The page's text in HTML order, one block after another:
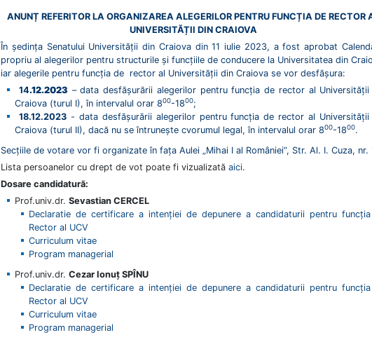
ANUNȚ REFERITOR LA ORGANIZAREA ALEGERILOR PENTRU FUNCȚIA DE RECTOR
UNIVERSITĂȚII DIN CRAIOVA
În ședința Senatului Universității din Craiova din 11 iulie 2023, a fost aprobat
propriu al alegerilor pentru structurile și funcțiile de conducere la Universitatea din
iar alegerile pentru funcția de rector al Universității din Craiova se vor desfășura:
14.12.2023 – data desfășurării alegerilor pentru funcția de rector al Universității
Craiova (turul I), în intervalul orar 800-1800;
18.12.2023- data desfășurării alegerilor pentru funcția de rector al Universității
Craiova (turul II), dacă nu se întrunește cvorumul legal, în intervalul orar 800-1800.
Secțiile de votare vor fi organizate în fața Aulei „Mihai I al României”, Str. Al. I. Cuza, nr.
Lista persoanelor cu drept de vot poate fi vizualizată aici.
Dosare candidatură:
Prof.univ.dr. Sevastian CERCEL
Declaratie de certificare a intenției de depunere a candidaturii pentru
Rector al UCV
Curriculum vitae
Program managerial
Prof.univ.dr. Cezar Ionuț SPÎNU
Declaratie de certificare a intenției de depunere a candidaturii pentru
Rector al UCV
Curriculum vitae
Program managerial